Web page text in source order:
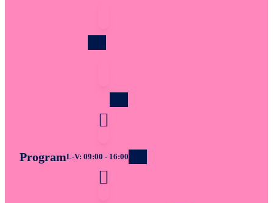
ProgramL-V: 09:00 - 16:00